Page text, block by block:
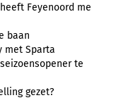
Feyenoord me
baan
met Sparta
te
gezet?